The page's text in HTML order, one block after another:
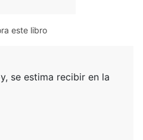
este libro
se estima recibir en la